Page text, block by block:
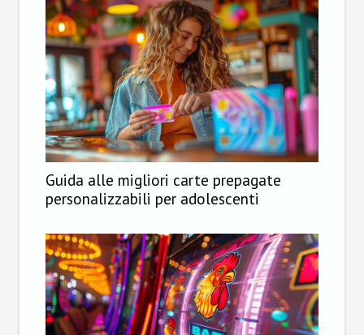
Guida alle migliori carte prepagate
personalizzabili per adolescenti